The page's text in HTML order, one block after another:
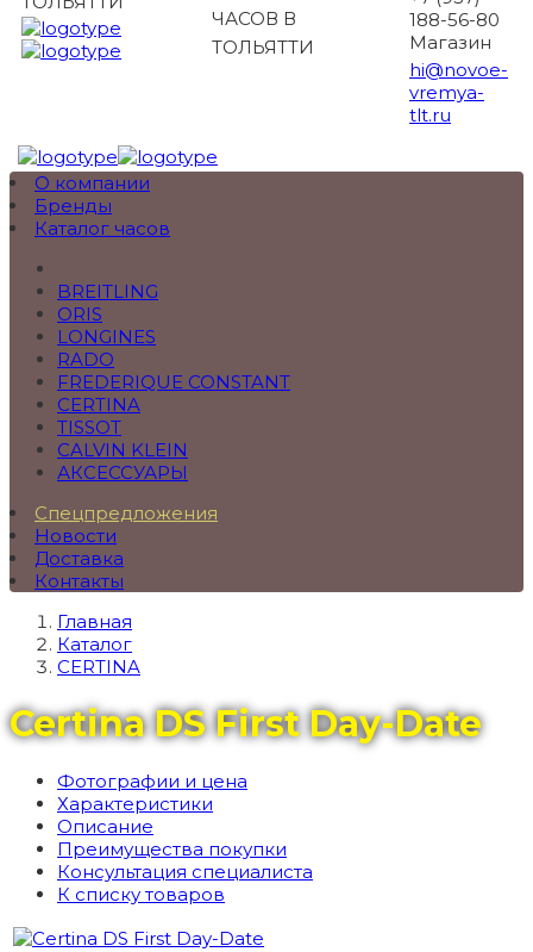
ЧАСОВ В
ТОЛЬЯТТИ
188-56-80
Магазин
hi@novoe-
vremya-
tlt.ru
О компании
Бренды
Каталог часов
BREITLING
ORIS
LONGINES
RADO
FREDERIQUE CONSTANT
CERTINA
TISSOT
CALVIN KLEIN
АКСЕССУАРЫ
Спецпредложения
Новости
Доставка
Контакты
Главная
Каталог
CERTINA
Certina DS First Day-Date
Фотографии и цена
Характеристики
Описание
Преимущества покупки
Консультация специалиста
К списку товаров